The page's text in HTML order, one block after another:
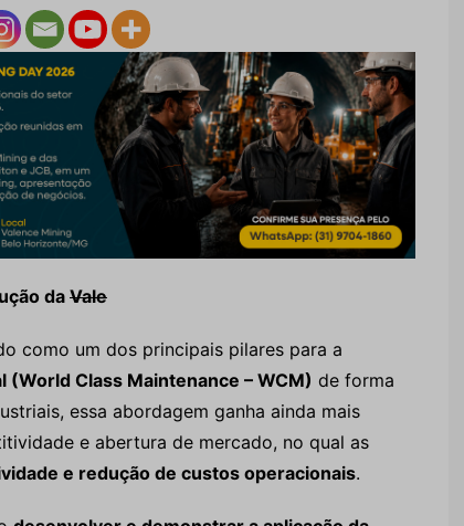
daVale
como um dos principais pilares para a
Class Maintenance – WCM) de forma
essa abordagem ganha ainda mais
e abertura de mercado, no qual as
e redução de custos operacionais.